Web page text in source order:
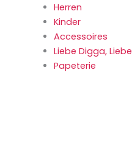
Herren
Kinder
Accessoires
Liebe Digga, Liebe
Papeterie